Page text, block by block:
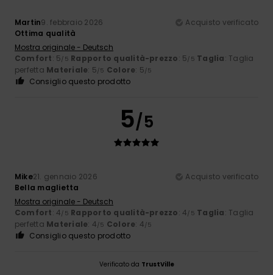
Martin9. febbraio 2026
Acquisto verificato
Ottima qualità
Mostra originale - Deutsch
Comfort: 5/5 Rapporto qualità-prezzo: 5/5 Taglia: Taglia
perfetta Materiale: 5/5 Colore: 5/5
Consiglio questo prodotto
5/5
Mike21. gennaio 2026
Acquisto verificato
Bella maglietta
Mostra originale - Deutsch
Comfort: 4/5 Rapporto qualità-prezzo: 4/5 Taglia: Taglia
perfetta Materiale: 4/5 Colore: 4/5
Consiglio questo prodotto
Verificato da TrustVille